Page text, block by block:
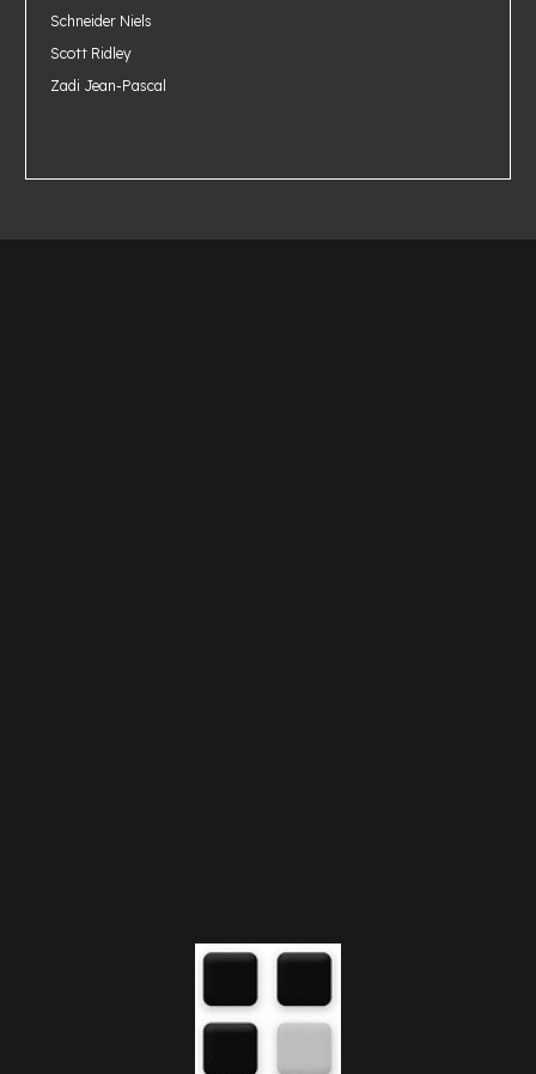
Schneider Niels
Scott Ridley
Zadi Jean-Pascal